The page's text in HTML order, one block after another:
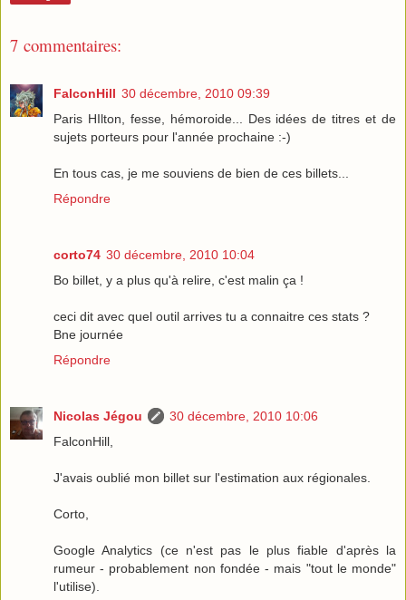
7 commentaires:
FalconHill 30 décembre, 2010 09:39
Paris HIlton, fesse, hémoroide... Des idées de titres et de
sujets porteurs pour l'année prochaine :-)
En tous cas, je me souviens de bien de ces billets...
Répondre
corto74 30 décembre, 2010 10:04
Bo billet, y a plus qu'à relire, c'est malin ça !
ceci dit avec quel outil arrives tu a connaitre ces stats ?
Bne journée
Répondre
Nicolas Jégou
30 décembre, 2010 10:06
FalconHill,
J'avais oublié mon billet sur l'estimation aux régionales.
Corto,
Google Analytics (ce n'est pas le plus fiable d'après la
rumeur - probablement non fondée - mais "tout le monde"
l'utilise).